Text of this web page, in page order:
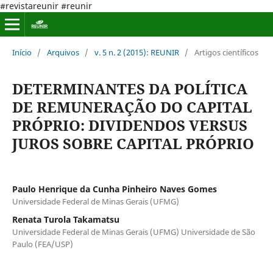
#revistareunir #reunir
Início / Arquivos / v. 5 n. 2 (2015): REUNIR / Artigos científicos
DETERMINANTES DA POLÍTICA
DE REMUNERAÇÃO DO CAPITAL
PRÓPRIO: DIVIDENDOS VERSUS
JUROS SOBRE CAPITAL PRÓPRIO
Paulo Henrique da Cunha Pinheiro Naves Gomes
Universidade Federal de Minas Gerais (UFMG)
Renata Turola Takamatsu
Universidade Federal de Minas Gerais (UFMG) Universidade de São
Paulo (FEA/USP)